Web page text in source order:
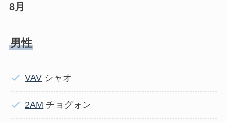
8月
男性
VAV シャオ
2AM チョグォン